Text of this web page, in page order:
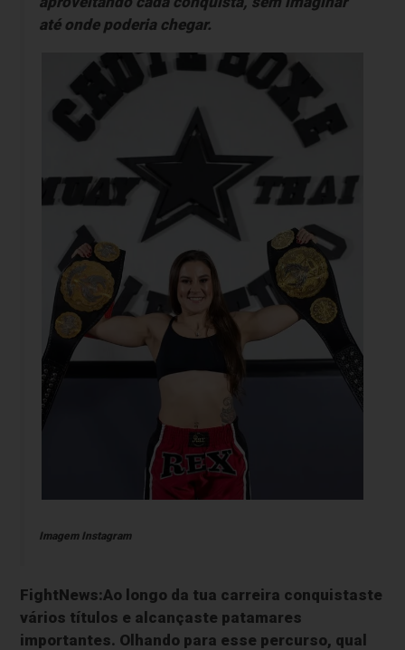
até onde poderia chegar.
Imagem Instagram
FightNews:Ao longo da tua carreira conquistaste
vários títulos e alcançaste patamares
importantes. Olhando para esse percurso, qual